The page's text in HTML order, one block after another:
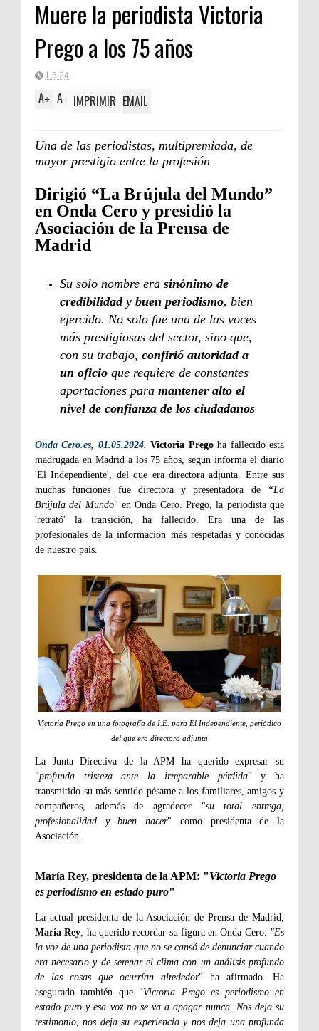
Clásica
Muere la periodista Victoria
Prego a los 75 años
1.5.24
A+ A- IMPRIMIR EMAIL
Una de las periodistas, multipremiada, de
mayor prestigio entre la profesión
Dirigió “La Brújula del Mundo”
en Onda Cero y presidió la
Asociación de la Prensa de
Madrid
Su solo nombre era sinónimo de
credibilidady buen periodismo, bien
ejercido. No solo fue una de las voces
más prestigiosas del sector, sino que,
con su trabajo, confirió autoridad a
un oficio que requiere de constantes
aportaciones para mantener alto el
nivel de confianza de los ciudadanos
Onda Cero.es, 01.05.2024. Victoria Pregoha fallecido esta
madrugada en Madrid a los 75 años, según informa el diario
'El Independiente', del que era directora adjunta. Entre sus
muchas funciones fue directora y presentadora de
“La
Brújula del Mundo" en Onda Cero. Prego, la periodista que
'retrató' la transición, ha fallecido. Era una de las
profesionales de la información más respetadas y conocidas
de nuestro país.
Victoria Prego en una fotografía de I.E. para El Independiente, periódico
del que era directora adjunta
La Junta Directiva de la APM ha querido expresar su
"profunda tristeza ante la irreparable pérdida" y ha
transmitido su más sentido pésame a los familiares, amigos y
compañeros, además de agradecer "su total entrega,
profesionalidad y buen hacer" como presidenta de la
Asociación.
María Rey, presidenta de la APM: "Victoria Prego
es periodismo en estado puro"
La actual presidenta de la Asociación de Prensa de Madrid,
María Rey, ha querido recordar su figura en Onda Cero. "Es
la voz de una periodista que no se cansó de denunciar cuando
era necesario y de serenar el clima con un análisis profundo
de las cosas que ocurrían alrededor" ha afirmado. Ha
asegurado también que "Victoria Prego es periodismo en
estado puro y esa voz no se va a apagar nunca. Nos deja su
testimonio, nos deja su experiencia y nos deja una profunda